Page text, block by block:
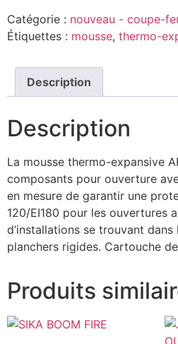
Catégorie : nouveau - coupe-
Étiquettes : mousse, thermo-
Description
Description
La mousse thermo-expansive
composants pour ouverture
en mesure de garantir une
120/EI180 pour les ouvertures
d’installations se trouvant
planchers rigides. Cartouche
Produits